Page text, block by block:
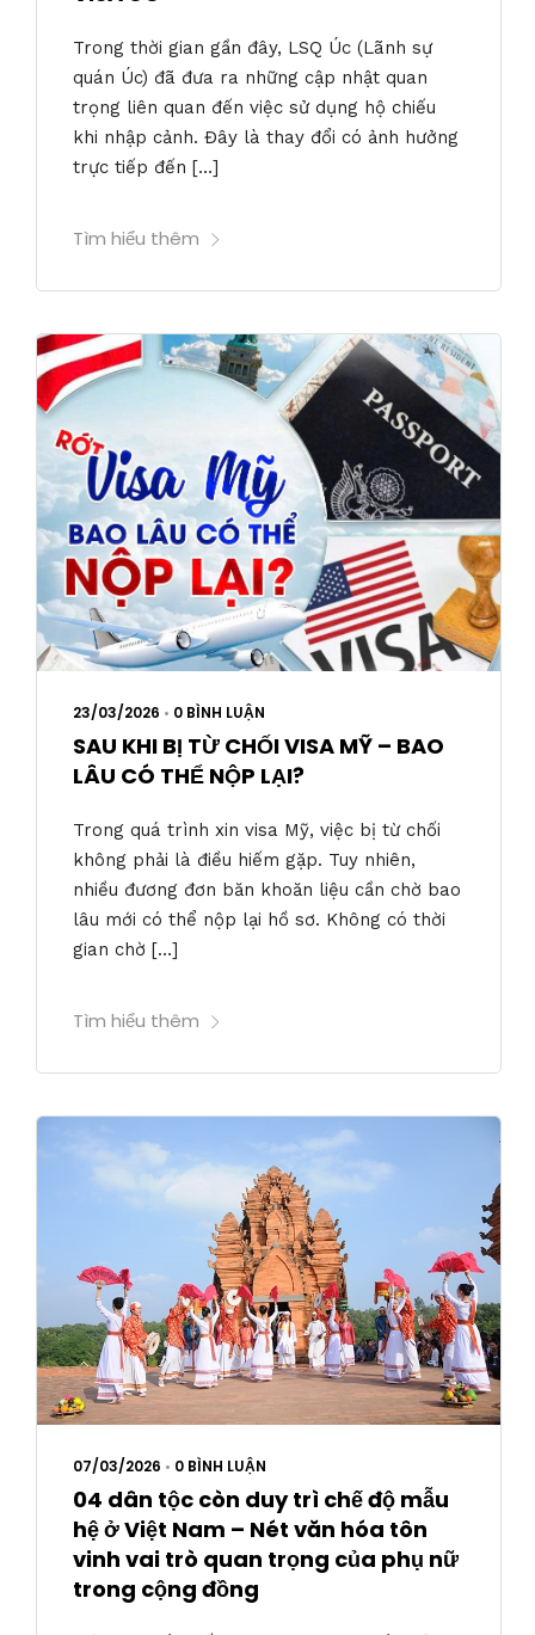
Trong thời gian gần đây, LSQ Úc (Lãnh sự
quán Úc) đã đưa ra những cập nhật quan
trọng liên quan đến việc sử dụng hộ chiếu
khi nhập cảnh. Đây là thay đổi có ảnh hưởng
trực tiếp đến […]
Tìm hiểu thêm
23/03/2026 • 0 BÌNH LUẬN
SAU KHI BỊ TỪ CHỐI VISA MỸ – BAO
LÂU CÓ THỂ NỘP LẠI?
Trong quá trình xin visa Mỹ, việc bị từ chối
không phải là điều hiếm gặp. Tuy nhiên,
nhiều đương đơn băn khoăn liệu cần chờ bao
lâu mới có thể nộp lại hồ sơ. Không có thời
gian chờ […]
Tìm hiểu thêm
07/03/2026 • 0 BÌNH LUẬN
04 dân tộc còn duy trì chế độ mẫu
hệ ở Việt Nam – Nét văn hóa tôn
vinh vai trò quan trọng của phụ nữ
trong cộng đồng